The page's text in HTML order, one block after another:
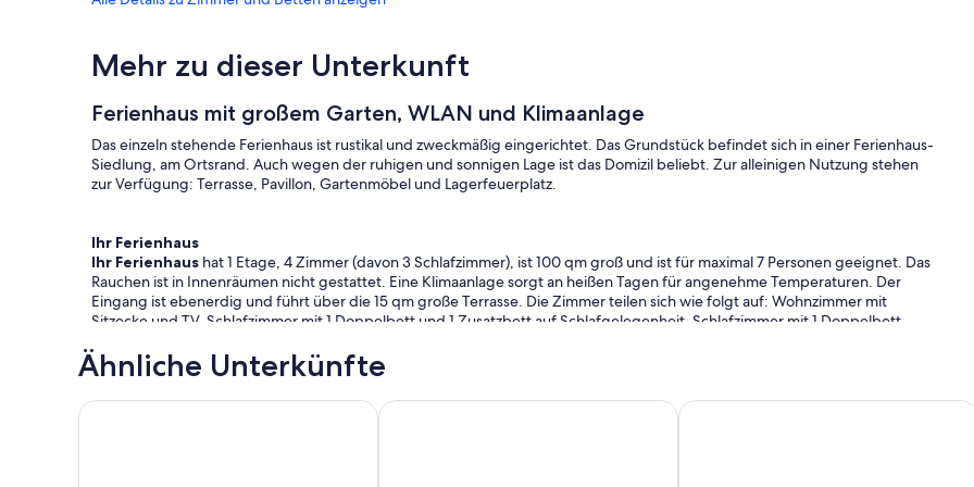
Mehr zu dieser Unterkunft
Ferienhaus mit großem Garten, WLAN und Klimaanlage
Das einzeln stehende Ferienhaus ist rustikal und zweckmäßig eingerichtet. Das Grundstück befindet sich in einer Ferienhaus-
Siedlung, am Ortsrand. Auch wegen der ruhigen und sonnigen Lage ist das Domizil beliebt. Zur alleinigen Nutzung stehen
zur Verfügung: Terrasse, Pavillon, Gartenmöbel und Lagerfeuerplatz.
Ihr Ferienhaus
Ihr Ferienhaus hat 1 Etage, 4 Zimmer (davon 3 Schlafzimmer), ist 100 qm groß und ist für maximal 7 Personen geeignet. Das
Rauchen ist in Innenräumen nicht gestattet. Eine Klimaanlage sorgt an heißen Tagen für angenehme Temperaturen. Der
Eingang ist ebenerdig und führt über die 15 qm große Terrasse. Die Zimmer teilen sich wie folgt auf: Wohnzimmer mit
Sitzecke und TV. Schlafzimmer mit 1 Doppelbett und 1 Zusatzbett auf Schlafgelegenheit. Schlafzimmer mit 1 Doppelbett.
Kaffeemaschine und Toaster. Die Essecke bietet Platz für 6 Personen. Bad mit Badewanne, 1 Waschbecken und Fenster.
Separates WC mit WC und Fenster.
Darüber hinaus ist Ihr Ferienhaus mit WLAN- Internetzugang ausgestattet. TV- bzw. Rundfunksender können nur in
Landessprache per Satellit empfangen werden.
Ähnliche Unterkünfte
Villa mit atemberaubender Aussicht bei Heviz, überdachter Pool 9,30x3,50x1,40 m
Ferienhaus nur 450 m vom Strand mit große TerrasseGrand Balaton House 200 m 2 8 + 4